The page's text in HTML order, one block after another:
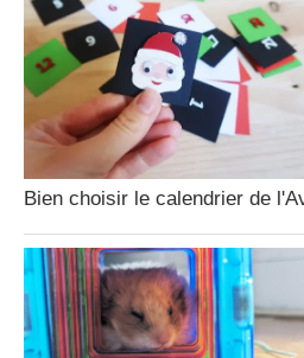
Bien choisir le calendrier de